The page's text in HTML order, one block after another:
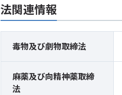
法関連情報
毒物及び劇物取締法
麻薬及び向精神薬取締
法